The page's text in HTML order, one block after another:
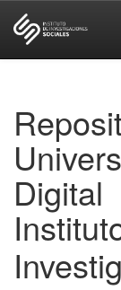
Digital